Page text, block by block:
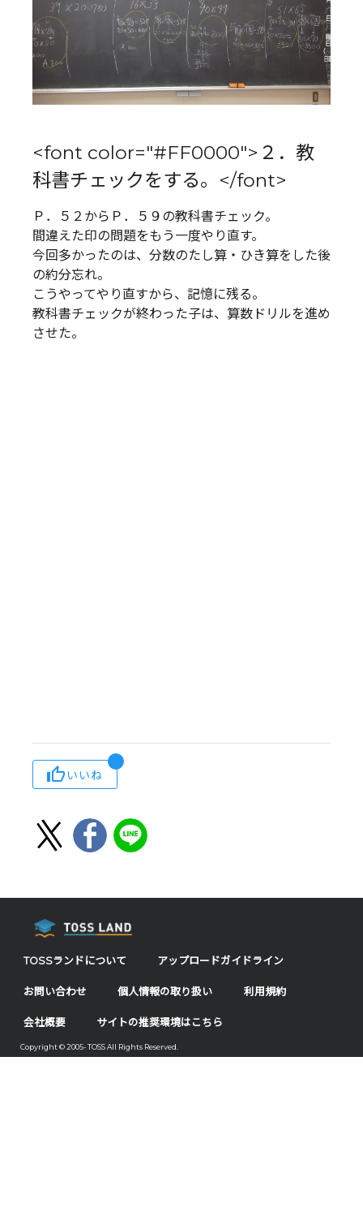
<font color="#FF0000">２．教
科書チェックをする。</font>
Ｐ．５２からＰ．５９の教科書チェック。
間違えた印の問題をもう一度やり直す。
今回多かったのは、分数のたし算・ひき算をした後
の約分忘れ。
こうやってやり直すから、記憶に残る。
教科書チェックが終わった子は、算数ドリルを進め
させた。
いいね
TOSSランドについて アップロードガイドライン
お問い合わせ 個人情報の取り扱い 利用規約
会社概要 サイトの推奨環境はこちら
Copyright © 2005- TOSS All Rights Reserved.